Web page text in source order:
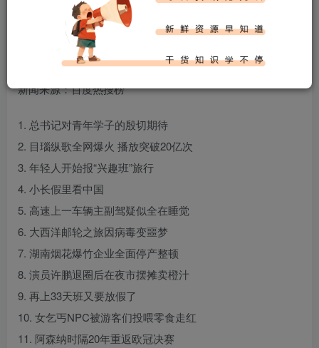
百度热搜新闻
新闻来源：百度热搜榜
1. 总书记对青年学子的殷切期待
2. 目瑙纵歌全网爆火 播放突破20亿次
3. 年轻人开始报“兴趣班”旅行
4. 小长假里看中国
5. 高速上一车辆主副驾疑似全在睡觉
6. 大西洋邮轮之旅因病毒变噩梦
7. 湖南烟花爆竹企业全面停产整顿
8. 演员许鹏退圈后在夜市摆摊卖橙汁
9. 再上33天班又要放假了
10. 女乞丐NPC被游客们投喂零食走红
11. 阿森纳时隔20年重返欧冠决赛